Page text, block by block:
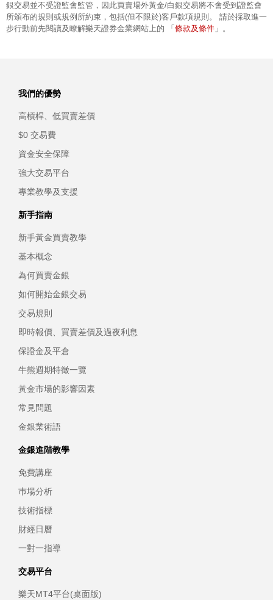
銀交易並不受證監會監管，因此買賣場外黃金/白銀交易將不會受到證監會
所頒布的規則或規例所約束，包括(但不限於)客戶款項規則。 請於採取進一
步行動前先閱讀及瞭解樂天證券金業網站上的 「 條款及條件 」。
我們的優勢
高槓桿、低買賣差價
$0 交易費
資金安全保障
強大交易平台
專業教學及支援
新手指南
新手黃金買賣教學
基本概念
為何買賣金銀
如何開始金銀交易
交易規則
即時報價、買賣差價及過夜利息
保證金及平倉
牛熊週期特徵一覽
黃金市場的影響因素
常見問題
金銀業術語
金銀進階教學
免費講座
巿場分析
技術指標
財經日曆
一對一指導
交易平台
樂天MT4平台(桌面版)